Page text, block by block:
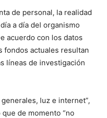
de personal, la realidad
a día del organismo
acuerdo con los datos
fondos actuales resultan
líneas de investigación
luz e internet”,
de momento “no